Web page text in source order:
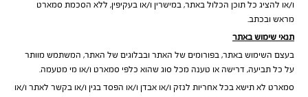
ו/או להציג כל תוכן הכלול באתר, במישרין ו/או בעקיפין, ללא הסכמת סמארט
מראש ובכתב.
תנאי שימוש באתר
בעצם השימוש באתר, בפורומים של האתר ובבלוגים של האתר, המשתמש מוותר
על כל תביעה, דרישה או טענה מכל סוג שהוא כלפי סמארט ו/או מי מטעמה.
סמארט לא תישא בכל אחריות לנזק ו/או אבדן ו/או הפסד בגין ו/או בקשר לאתר ו/או